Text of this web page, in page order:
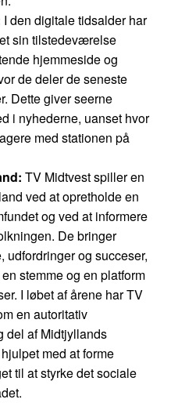
I den digitale tidsalder har
sin tilstedeværelse
hjemmeside og
de deler de seneste
Dette giver seerne
i nyhederne, uanset hvor
med stationen på
TV Midtvest spiller en
ved at opretholde en
og ved at informere
De bringer
udfordringer og succeser,
stemme og en platform
I løbet af årene har TV
en autoritativ
del af Midtjyllands
med at forme
til at styrke det sociale